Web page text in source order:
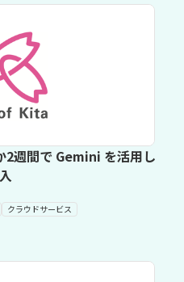
2週間で Gemini を活用し
クラウドサービス